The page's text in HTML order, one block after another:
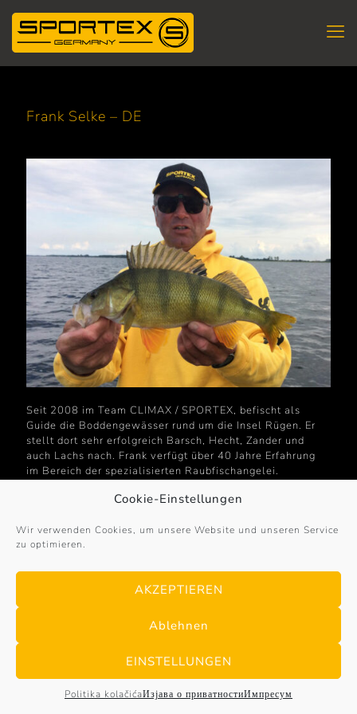
Cookie-Einstellungen
Wir verwenden Cookies, um unsere Website und unseren Service
zu optimieren.
AKZEPTIEREN
Ablehnen
EINSTELLUNGEN
Politika kolačićaИзјава о приватностиИмпресум
Frank Selke – DE
Seit 2008 im Team CLIMAX / SPORTEX, befischt als
Guide die Boddengewässer rund um die Insel Rügen. Er
stellt dort sehr erfolgreich Barsch, Hecht, Zander und
auch Lachs nach. Frank verfügt über 40 Jahre Erfahrung
im Bereich der spezialisierten Raubfischangelei.